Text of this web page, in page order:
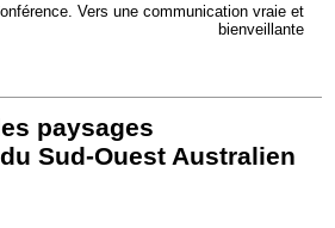
Vers une communication vraie et
bienveillante
paysages
Sud-Ouest Australien